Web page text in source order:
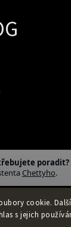
cookie.
s jejich
poradit?
Chettyho.